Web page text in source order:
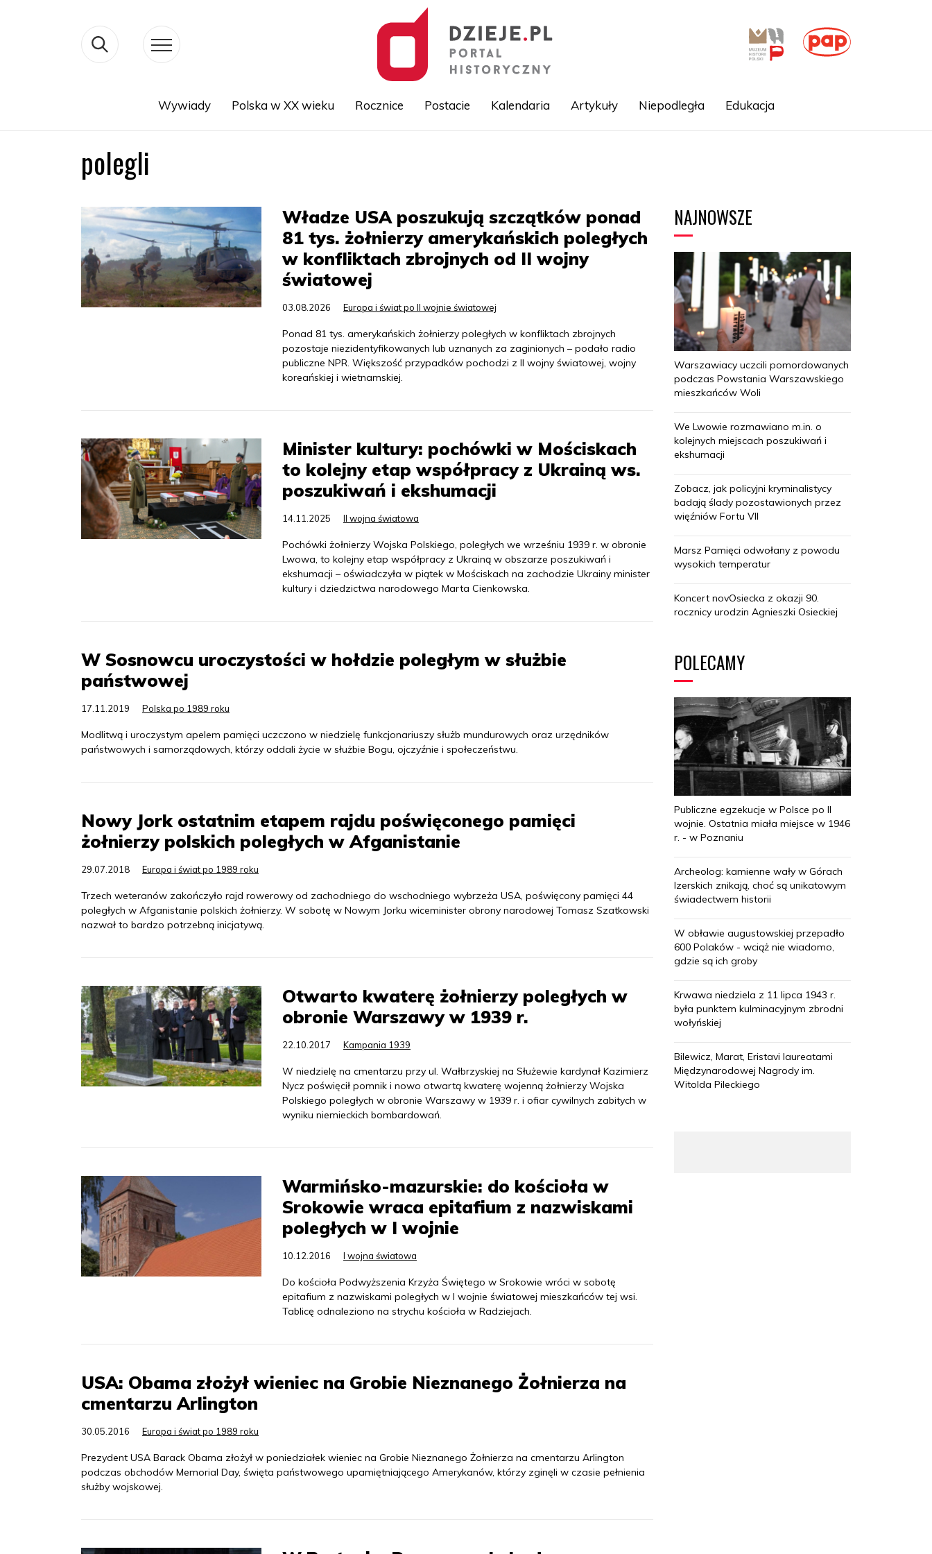
Wywiady Polska w XX wieku Rocznice Postacie Kalendaria Artykuły Niepodległa Edukacja
polegli
Władze USA poszukują szczątków ponad
81 tys. żołnierzy amerykańskich poległych
w konfliktach zbrojnych od II wojny
światowej
03.08.2026 Europa i świat po II wojnie światowej
Ponad 81 tys. amerykańskich żołnierzy poległych w konfliktach zbrojnych
pozostaje niezidentyfikowanych lub uznanych za zaginionych – podało radio
publiczne NPR. Większość przypadków pochodzi z II wojny światowej, wojny
koreańskiej i wietnamskiej.
Minister kultury: pochówki w Mościskach
to kolejny etap współpracy z Ukrainą ws.
poszukiwań i ekshumacji
14.11.2025 II wojna światowa
Pochówki żołnierzy Wojska Polskiego, poległych we wrześniu 1939 r. w obronie
Lwowa, to kolejny etap współpracy z Ukrainą w obszarze poszukiwań i
ekshumacji – oświadczyła w piątek w Mościskach na zachodzie Ukrainy minister
kultury i dziedzictwa narodowego Marta Cienkowska.
W Sosnowcu uroczystości w hołdzie poległym w służbie
państwowej
17.11.2019 Polska po 1989 roku
Modlitwą i uroczystym apelem pamięci uczczono w niedzielę funkcjonariuszy służb mundurowych oraz urzędników
państwowych i samorządowych, którzy oddali życie w służbie Bogu, ojczyźnie i społeczeństwu.
Nowy Jork ostatnim etapem rajdu poświęconego pamięci
żołnierzy polskich poległych w Afganistanie
29.07.2018 Europa i świat po 1989 roku
Trzech weteranów zakończyło rajd rowerowy od zachodniego do wschodniego wybrzeża USA, poświęcony pamięci 44
poległych w Afganistanie polskich żołnierzy. W sobotę w Nowym Jorku wiceminister obrony narodowej Tomasz Szatkowski
nazwał to bardzo potrzebną inicjatywą.
Otwarto kwaterę żołnierzy poległych w
obronie Warszawy w 1939 r.
22.10.2017 Kampania 1939
W niedzielę na cmentarzu przy ul. Wałbrzyskiej na Służewie kardynał Kazimierz
Nycz poświęcił pomnik i nowo otwartą kwaterę wojenną żołnierzy Wojska
Polskiego poległych w obronie Warszawy w 1939 r. i ofiar cywilnych zabitych w
wyniku niemieckich bombardowań.
Warmińsko-mazurskie: do kościoła w
Srokowie wraca epitafium z nazwiskami
poległych w I wojnie
10.12.2016 I wojna światowa
Do kościoła Podwyższenia Krzyża Świętego w Srokowie wróci w sobotę
epitafium z nazwiskami poległych w I wojnie światowej mieszkańców tej wsi.
Tablicę odnaleziono na strychu kościoła w Radziejach.
USA: Obama złożył wieniec na Grobie Nieznanego Żołnierza na
cmentarzu Arlington
30.05.2016 Europa i świat po 1989 roku
Prezydent USA Barack Obama złożył w poniedziałek wieniec na Grobie Nieznanego Żołnierza na cmentarzu Arlington
podczas obchodów Memorial Day, święta państwowego upamiętniającego Amerykanów, którzy zginęli w czasie pełnienia
służby wojskowej.
NAJNOWSZE
Warszawiacy uczcili pomordowanych
podczas Powstania Warszawskiego
mieszkańców Woli
We Lwowie rozmawiano m.in. o
kolejnych miejscach poszukiwań i
ekshumacji
Zobacz, jak policyjni kryminalistycy
badają ślady pozostawionych przez
więźniów Fortu VII
Marsz Pamięci odwołany z powodu
wysokich temperatur
Koncert novOsiecka z okazji 90.
rocznicy urodzin Agnieszki Osieckiej
POLECAMY
Publiczne egzekucje w Polsce po II
wojnie. Ostatnia miała miejsce w 1946
r. - w Poznaniu
Archeolog: kamienne wały w Górach
Izerskich znikają, choć są unikatowym
świadectwem historii
W obławie augustowskiej przepadło
600 Polaków - wciąż nie wiadomo,
gdzie są ich groby
Krwawa niedziela z 11 lipca 1943 r.
była punktem kulminacyjnym zbrodni
wołyńskiej
Bilewicz, Marat, Eristavi laureatami
Międzynarodowej Nagrody im.
Witolda Pileckiego